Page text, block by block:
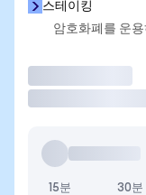
스테이킹
암호화폐를 운
15분 30분